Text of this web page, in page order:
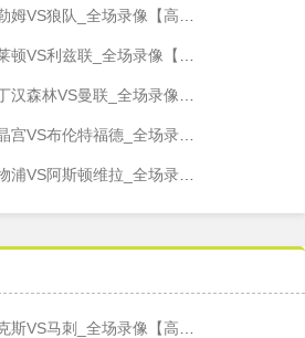
狼队_全场录像【高清回放】
利兹联_全场录像【高清回放】
VS曼联_全场录像【高清回放】
伦特福德_全场录像【高清回放】
斯顿维拉_全场录像【高清回放】
马刺_全场录像【高清回放】